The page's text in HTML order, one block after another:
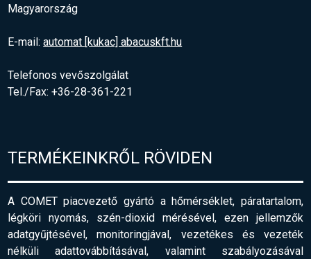
Magyarország
E-mail:automat [kukac] abacuskft.hu
Telefonos vevőszolgálat
Tel./Fax: +36-28-361-221
TERMÉKEINKRŐL RÖVIDEN
A COMET piacvezető gyártó a hőmérséklet, páratartalom,
légköri nyomás, szén-dioxid mérésével, ezen jellemzők
adatgyűjtésével, monitoringjával, vezetékes és vezeték
nélküli adattovábbításával, valamint szabályozásával